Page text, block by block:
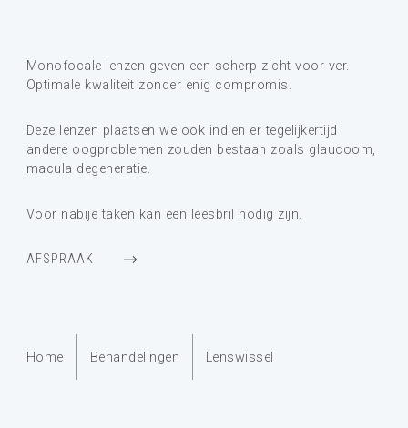
Monofocale lenzen geven een scherp zicht voor ver.
Optimale kwaliteit zonder enig compromis.
Deze lenzen plaatsen we ook indien er tegelijkertijd
andere oogproblemen zouden bestaan zoals glaucoom,
macula degeneratie.
Voor nabije taken kan een leesbril nodig zijn.
AFSPRAAK
Home Behandelingen Lenswissel